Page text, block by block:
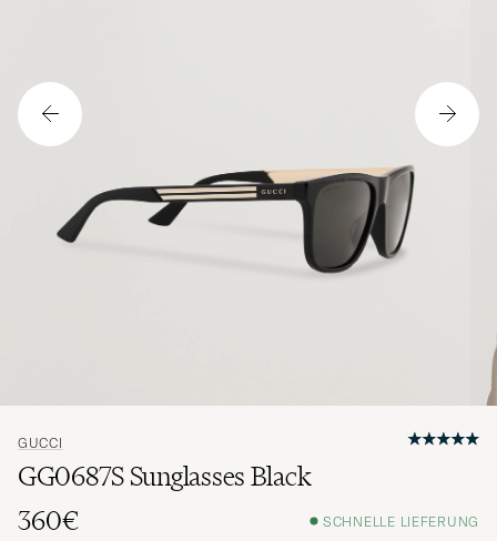
GUCCI
GG0687S Sunglasses Black
360€
SCHNELLE LIEFERUNG